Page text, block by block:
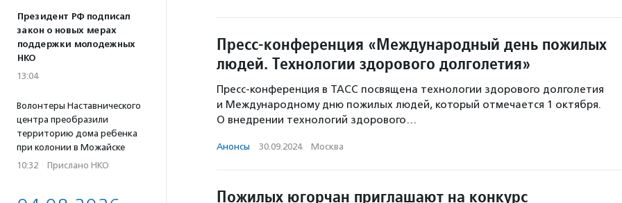
Президент РФ подписал
закон о новых мерах
поддержки молодежных
НКО
13:04
Волонтеры Наставнического
центра преобразили
территорию дома ребенка
при колонии в Можайске
10:32 · Прислано НКО
Пресс-конференция «Международный день пожилых
людей. Технологии здорового долголетия»
Пресс-конференция в ТАСС посвящена технологии здорового долголетия
и Международному дню пожилых людей, который отмечается 1 октября.
О внедрении технологий здорового…
Анонсы · 30.09.2024 · Москва
Пожилых югорчан приглашают на конкурс